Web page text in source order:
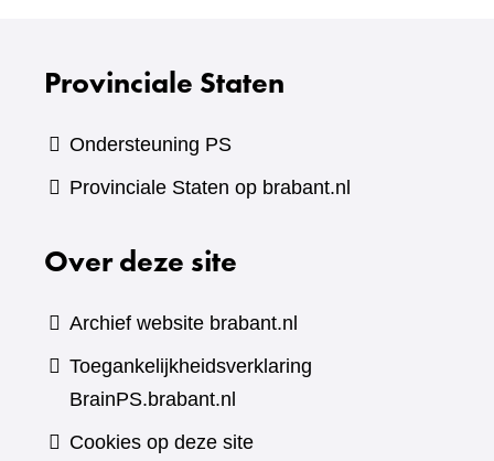
Provinciale Staten
Ondersteuning PS
Provinciale Staten op brabant.nl
Over deze site
Archief website brabant.nl
Toegankelijkheidsverklaring
BrainPS.brabant.nl
Cookies op deze site